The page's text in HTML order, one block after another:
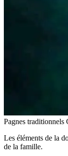
Pagnes traditionnels
Les éléments de la
de la famille.